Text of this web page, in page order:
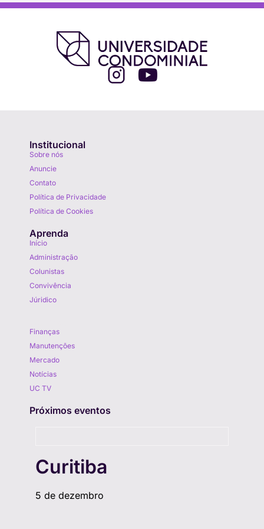
Institucional
Sobre nós
Anuncie
Contato
Política de Privacidade
Política de Cookies
Aprenda
Início
Administração
Colunistas
Convivência
Júridico
Finanças
Manutenções
Mercado
Notícias
UC TV
Próximos eventos
Curitiba
5 de dezembro